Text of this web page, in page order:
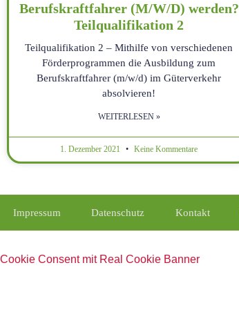
Berufskraftfahrer (M/W/D) werden?
Teilqualifikation 2
Teilqualifikation 2 – Mithilfe von verschiedenen
Förderprogrammen die Ausbildung zum
Berufskraftfahrer (m/w/d) im Güterverkehr
absolvieren!
WEITERLESEN »
1. Dezember 2021 Keine Kommentare
Impressum Datenschutz Kontakt
Cookie Consent mit Real Cookie Banner